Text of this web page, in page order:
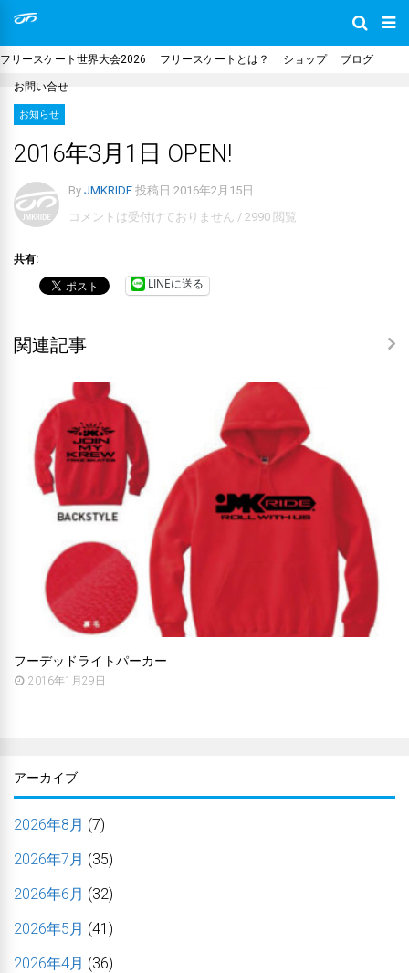
フリースケート世界大会2026 フリースケートとは？ ショップ ブログ
お問い合せ
お知らせ
2016年3月1日 OPEN!
By JMKRIDE 投稿日 2016年2月15日
コメントは受付けておりません / 2990 閲覧
共有:
LINEに送る
関連記事
フーデッドライトパーカー
2016年1月29日
アーカイブ
2026年8月 (7)
2026年7月 (35)
2026年6月 (32)
2026年5月 (41)
2026年4月 (36)